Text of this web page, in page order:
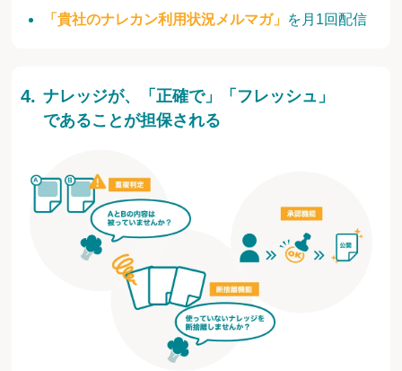
「貴社のナレカン利用状況メルマガ」 を月1回配信
ナレッジが、「正確で」「フレッシュ」
であることが担保される